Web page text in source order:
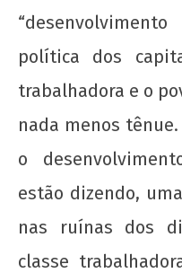
política dos
trabalhadora e o
nada menos
o
estão dizendo,
nas ruínas dos
classe